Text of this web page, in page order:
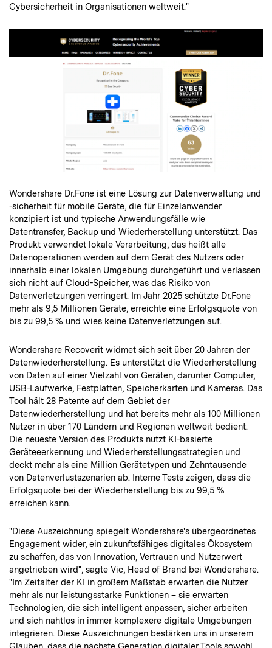
Cybersicherheit in Organisationen weltweit."
Wondershare Dr.Fone ist eine Lösung zur Datenverwaltung und
-sicherheit für mobile Geräte, die für Einzelanwender
konzipiert ist und typische Anwendungsfälle wie
Datentransfer, Backup und Wiederherstellung unterstützt. Das
Produkt verwendet lokale Verarbeitung, das heißt alle
Datenoperationen werden auf dem Gerät des Nutzers oder
innerhalb einer lokalen Umgebung durchgeführt und verlassen
sich nicht auf Cloud-Speicher, was das Risiko von
Datenverletzungen verringert. Im Jahr 2025 schützte Dr.Fone
mehr als 9,5 Millionen Geräte, erreichte eine Erfolgsquote von
bis zu 99,5 % und wies keine Datenverletzungen auf.
Wondershare Recoverit widmet sich seit über 20 Jahren der
Datenwiederherstellung. Es unterstützt die Wiederherstellung
von Daten auf einer Vielzahl von Geräten, darunter Computer,
USB-Laufwerke, Festplatten, Speicherkarten und Kameras. Das
Tool hält 28 Patente auf dem Gebiet der
Datenwiederherstellung und hat bereits mehr als 100 Millionen
Nutzer in über 170 Ländern und Regionen weltweit bedient.
Die neueste Version des Produkts nutzt KI-basierte
Geräteeerkennung und Wiederherstellungsstrategien und
deckt mehr als eine Million Gerätetypen und Zehntausende
von Datenverlustszenarien ab. Interne Tests zeigen, dass die
Erfolgsquote bei der Wiederherstellung bis zu 99,5 %
erreichen kann.
"Diese Auszeichnung spiegelt Wondershare's übergeordnetes
Engagement wider, ein zukunftsfähiges digitales Ökosystem
zu schaffen, das von Innovation, Vertrauen und Nutzerwert
angetrieben wird", sagte Vic, Head of Brand bei Wondershare.
"Im Zeitalter der KI in großem Maßstab erwarten die Nutzer
mehr als nur leistungsstarke Funktionen – sie erwarten
Technologien, die sich intelligent anpassen, sicher arbeiten
und sich nahtlos in immer komplexere digitale Umgebungen
integrieren. Diese Auszeichnungen bestärken uns in unserem